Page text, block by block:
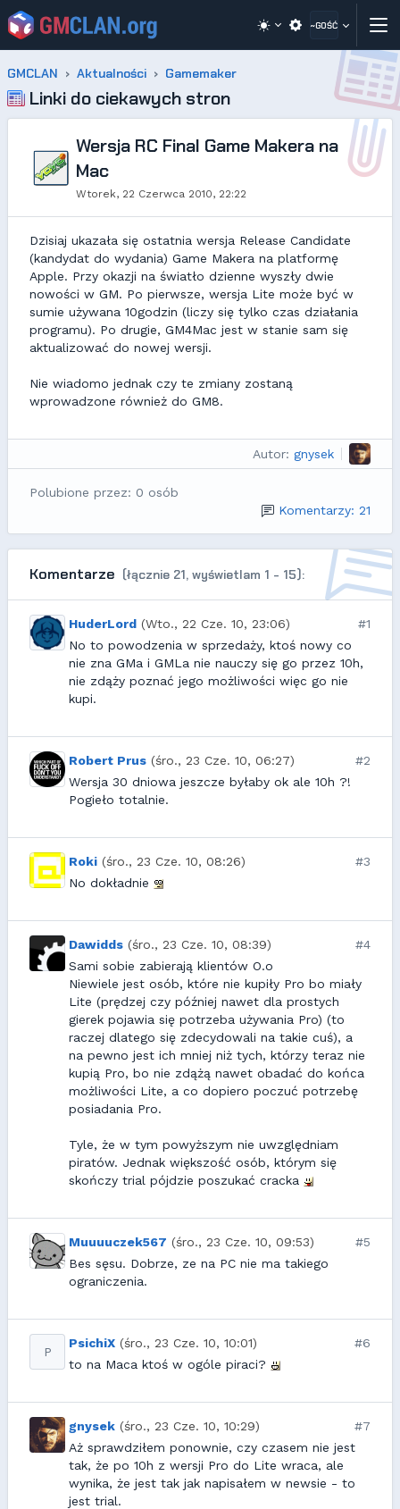
~GOŚĆ
GMCLAN Aktualności Gamemaker
Linki do ciekawych stron
Wersja RC Final Game Makera na
Mac
Wtorek, 22 Czerwca 2010, 22:22
Dzisiaj ukazała się ostatnia wersja Release Candidate
(kandydat do wydania) Game Makera na platformę
Apple. Przy okazji na światło dzienne wyszły dwie
nowości w GM. Po pierwsze, wersja Lite może być w
sumie używana 10godzin (liczy się tylko czas działania
programu). Po drugie, GM4Mac jest w stanie sam się
aktualizować do nowej wersji.
Nie wiadomo jednak czy te zmiany zostaną
wprowadzone również do GM8.
Autor: gnysek
Polubione przez: 0 osób
Komentarzy: 21
Komentarze (łącznie 21, wyświetlam 1 - 15):
HuderLord (Wto., 22 Cze. 10, 23:06)
#1
No to powodzenia w sprzedaży, ktoś nowy co
nie zna GMa i GMLa nie nauczy się go przez 10h,
nie zdąży poznać jego możliwości więc go nie
kupi.
Robert Prus (śro., 23 Cze. 10, 06:27)
#2
Wersja 30 dniowa jeszcze byłaby ok ale 10h ?!
Pogieło totalnie.
Roki (śro., 23 Cze. 10, 08:26)
#3
No dokładnie
Dawidds (śro., 23 Cze. 10, 08:39)
#4
Sami sobie zabierają klientów O.o
Niewiele jest osób, które nie kupiły Pro bo miały
Lite (prędzej czy później nawet dla prostych
gierek pojawia się potrzeba używania Pro) (to
raczej dlatego się zdecydowali na takie cuś), a
na pewno jest ich mniej niż tych, którzy teraz nie
kupią Pro, bo nie zdążą nawet obadać do końca
możliwości Lite, a co dopiero poczuć potrzebę
posiadania Pro.
Tyle, że w tym powyższym nie uwzględniam
piratów. Jednak większość osób, którym się
skończy trial pójdzie poszukać cracka
Muuuuczek567 (śro., 23 Cze. 10, 09:53)
#5
Bes sęsu. Dobrze, ze na PC nie ma takiego
ograniczenia.
P
PsichiX (śro., 23 Cze. 10, 10:01)
#6
to na Maca ktoś w ogóle piraci?
gnysek (śro., 23 Cze. 10, 10:29)
#7
Aż sprawdziłem ponownie, czy czasem nie jest
tak, że po 10h z wersji Pro do Lite wraca, ale
wynika, że jest tak jak napisałem w newsie - to
jest trial.